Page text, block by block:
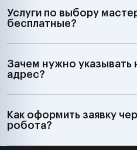
Услуги по выбору
бесплатные?
Зачем нужно
адрес?
Как оформить заявку
робота?